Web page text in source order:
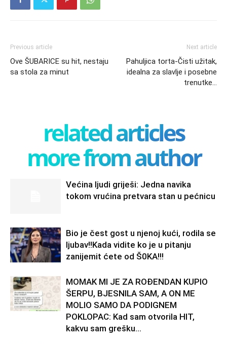
Previous article
Ove ŠUBARICE su hit, nestaju
sa stola za minut
Next article
Pahuljica torta-Čisti užitak,
idealna za slavlje i posebne
trenutke…
related articles
more from author
Većina ljudi griješi: Jedna navika
tokom vrućina pretvara stan u pećnicu
Bio je čest gost u njenoj kući, rodila se
ljubav!!Kada vidite ko je u pitanju
zanijemit ćete od Š0KA!!!
MOMAK MI JE ZA ROĐENDAN KUPIO
ŠERPU, BJESNILA SAM, A ON ME
MOLIO SAMO DA PODIGNEM
POKLOPAC: Kad sam otvorila HIT,
kakvu sam grešku...